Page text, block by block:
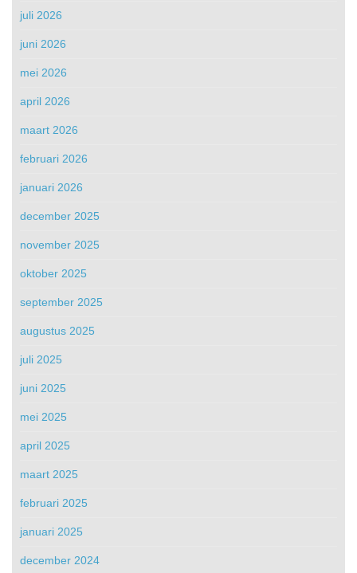
juli 2026
juni 2026
mei 2026
april 2026
maart 2026
februari 2026
januari 2026
december 2025
november 2025
oktober 2025
september 2025
augustus 2025
juli 2025
juni 2025
mei 2025
april 2025
maart 2025
februari 2025
januari 2025
december 2024